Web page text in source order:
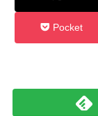
Pocket